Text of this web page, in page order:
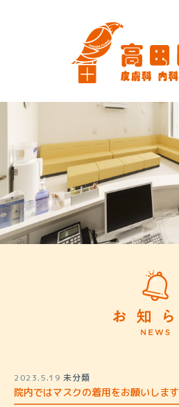
2023.5.19 未分類
院内ではマスクの着用をお願いします